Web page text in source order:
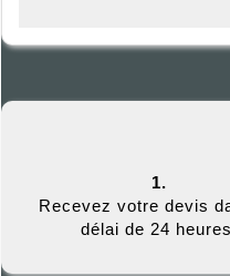
1.
Recevez votre devis
délai de 24